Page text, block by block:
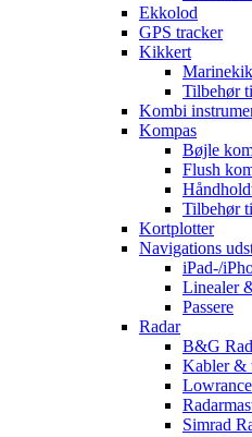
Ekkolod
GPS tracker
Kikkert
Tilbehør
Kombi
Kompas
Bøjle
Flush
Tilbehør
Kortplotter
Navigations
iPad-/
Linealer
Passere
Radar
B&G
Kabler &
Simrad